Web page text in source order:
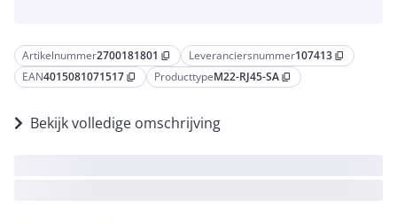
Artikelnummer2700181801 content_copy Leveranciersnummer107413 content_copy
EAN4015081071517 content_copy ProducttypeM22-RJ45-SA content_copy
Bekijk volledige omschrijving